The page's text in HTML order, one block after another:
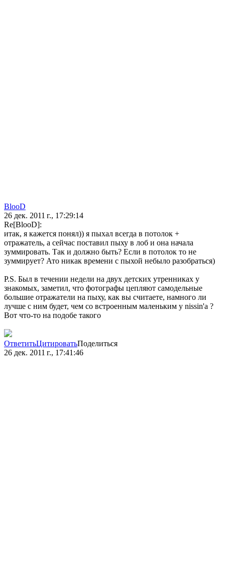
BlooD
26 дек. 2011 г., 17:29:14
Re[BlooD]:
итак, я кажется понял)) я пыхал всегда в потолок +
отражатель, а сейчас поставил пыху в лоб и она начала
зуммировать. Так и должно быть? Если в потолок то не
зуммирует? Ато никак времени с пыхой небыло разобраться)
P.S. Был в течении недели на двух детских утренниках у
знакомых, заметил, что фотографы цепляют самодельные
большие отражатели на пыху, как вы считаете, намного ли
лучше с ним будет, чем со встроенным маленьким у nissin'a ?
Вот что-то на подобе такого
ОтветитьЦитироватьПоделиться
26 дек. 2011 г., 17:41:46